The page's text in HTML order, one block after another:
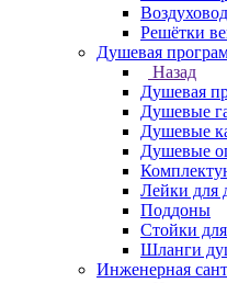
Решётки
Душевая
Назад
Душевая
Душевые
Душевые
Душевые
Лейки для
Поддоны
Стойки
Шланги
Инженерная